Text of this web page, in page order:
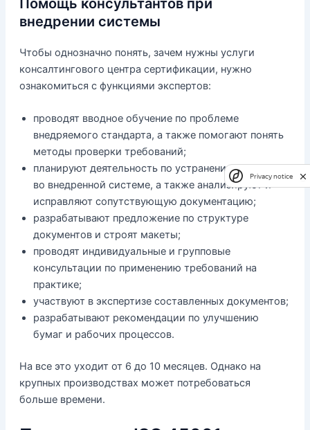
внедрении системы
Чтобы однозначно понять, зачем нужны услуги
консалтингового центра сертификации, нужно
ознакомиться с функциями экспертов:
проводят вводное обучение по проблеме
внедряемого стандарта, а также помогают понять
методы проверки требований;
планируют деятельность по устранению проблем
во внедренной системе, а также анализируют и
исправляют сопутствующую документацию;
разрабатывают предложение по структуре
документов и строят макеты;
проводят индивидуальные и групповые
консультации по применению требований на
практике;
участвуют в экспертизе составленных документов;
разрабатывают рекомендации по улучшению
бумаг и рабочих процессов.
На все это уходит от 6 до 10 месяцев. Однако на
крупных производствах может потребоваться
больше времени.
Privacy notice